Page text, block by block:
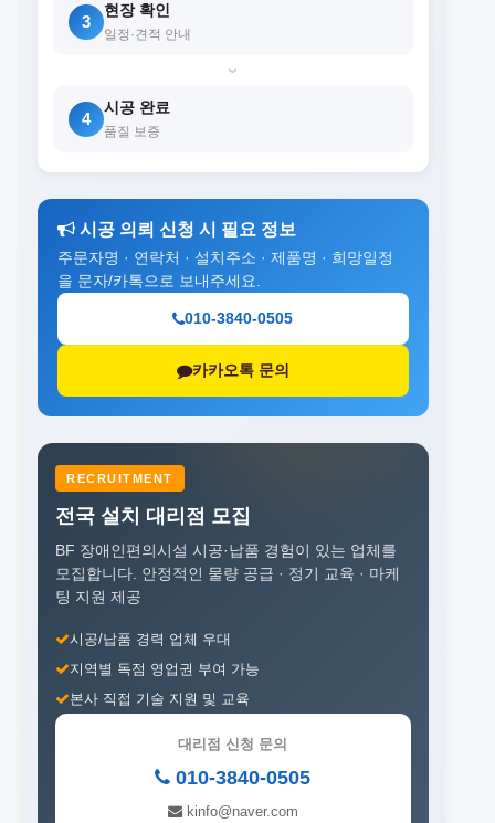
3
현장 확인
일정·견적 안내
›
4
시공 완료
품질 보증
시공 의뢰 신청 시 필요 정보
주문자명 · 연락처 · 설치주소 · 제품명 · 희망일정
을 문자/카톡으로 보내주세요.
010-3840-0505
카카오톡 문의
RECRUITMENT
전국 설치 대리점 모집
BF 장애인편의시설 시공·납품 경험이 있는 업체를
모집합니다. 안정적인 물량 공급 · 정기 교육 · 마케
팅 지원 제공
시공/납품 경력 업체 우대
지역별 독점 영업권 부여 가능
본사 직접 기술 지원 및 교육
대리점 신청 문의
010-3840-0505
kinfo@naver.com